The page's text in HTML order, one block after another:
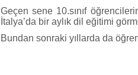
Geçen sene 10.sınıf
İtalya’da bir aylık dil eğitimi
Bundan sonraki yıllarda da